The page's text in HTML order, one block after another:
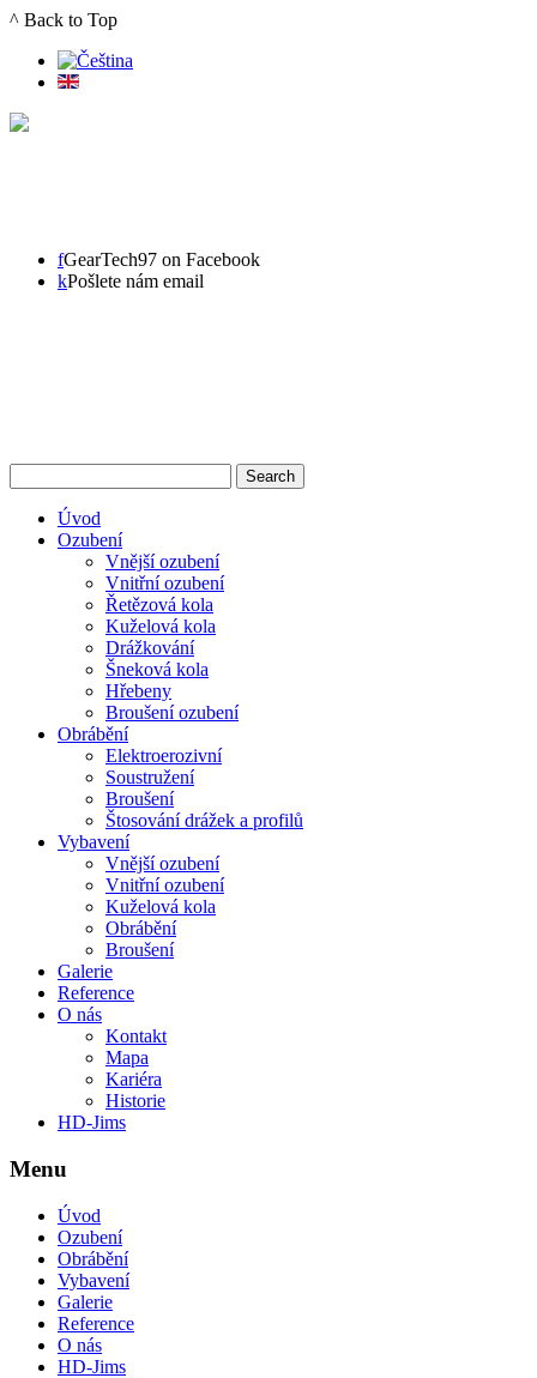
^ Back to Top
fGearTech97 on Facebook
kPošlete nám email
Úvod
Ozubení
Vnější ozubení
Vnitřní ozubení
Řetězová kola
Kuželová kola
Drážkování
Šneková kola
Hřebeny
Broušení ozubení
Obrábění
Elektroerozivní
Soustružení
Broušení
Štosování drážek a profilů
Vybavení
Vnější ozubení
Vnitřní ozubení
Kuželová kola
Obrábění
Broušení
Galerie
Reference
O nás
Kontakt
Mapa
Kariéra
Historie
HD-Jims
Menu
Úvod
Ozubení
Obrábění
Vybavení
Galerie
Reference
O nás
HD-Jims